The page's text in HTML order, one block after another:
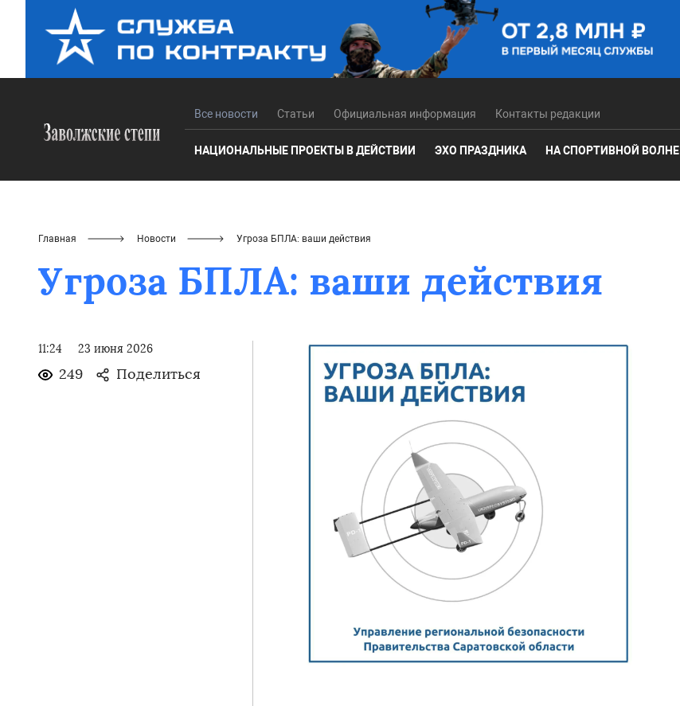
Все новости Статьи Официальная информация Контакты редакции
НАЦИОНАЛЬНЫЕ ПРОЕКТЫ В ДЕЙСТВИИ ЭХО ПРАЗДНИКА НА СПОРТИВНОЙ ВОЛНЕ
Главная Новости Угроза БПЛА: ваши действия
Угроза БПЛА: ваши действия
11:24 23 июня 2026
249 Поделиться